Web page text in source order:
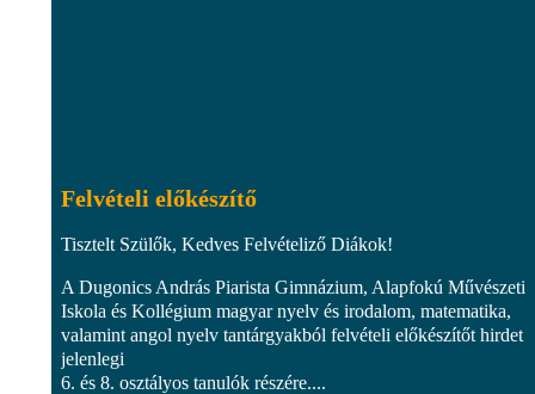
Felvételi előkészítő
Tisztelt Szülők, Kedves Felvételiző Diákok!
A Dugonics András Piarista Gimnázium, Alapfokú Művészeti
Iskola és Kollégium magyar nyelv és irodalom, matematika,
valamint angol nyelv tantárgyakból felvételi előkészítőt hirdet
jelenlegi
6. és 8. osztályos tanulók részére....